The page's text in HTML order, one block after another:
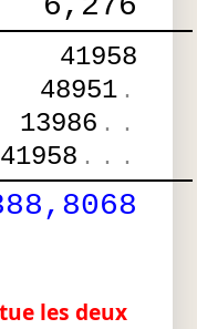
41958
48951 .
13986 .
.
41958 .
.
.
les deux